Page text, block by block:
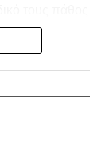
στο
ερευνητές να
προβληθούν